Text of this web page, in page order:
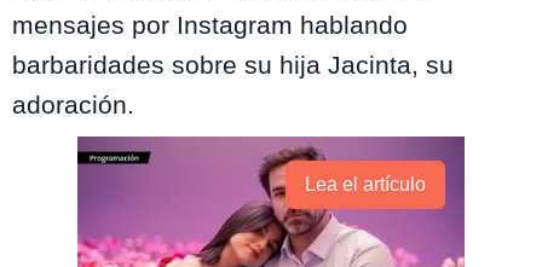
mensajes por Instagram hablando
barbaridades sobre su hija Jacinta, su
adoración.
Lea el artículo